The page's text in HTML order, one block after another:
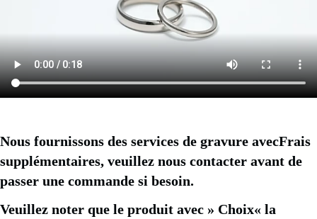
Nous fournissons des services de gravure avecFrais
supplémentaires, veuillez nous contacter avant de
passer une commande si besoin.
Veuillez noter que le produit avec » Choix« la